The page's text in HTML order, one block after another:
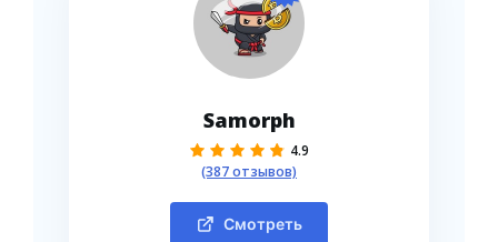
Samorph
4.9
(387 отзывов)
Смотреть